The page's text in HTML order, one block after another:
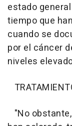
estado
tiempo que
cuando se
por el cáncer
niveles
"No